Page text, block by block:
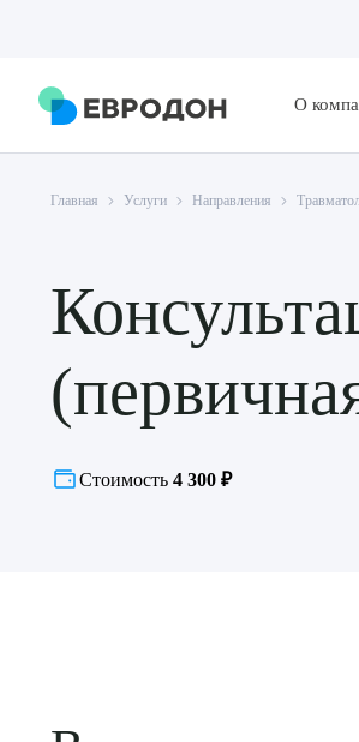
О
Главная Услуги Направления
Стоимость 4 300 ₽